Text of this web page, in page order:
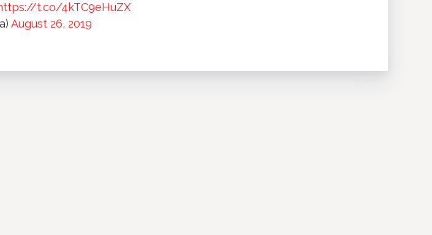
t.co/4kTC9eHuZX
August 26, 2019